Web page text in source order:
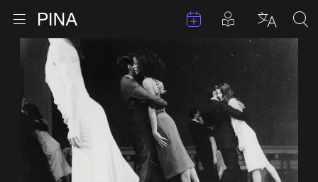
Zum Inhalt springen
Menu öffnen TermineBeiträge in